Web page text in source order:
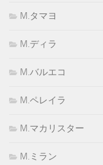
M.タマヨ
M.ディラ
M.バルエコ
M.ペレイラ
M.マカリスター
M.ミラン